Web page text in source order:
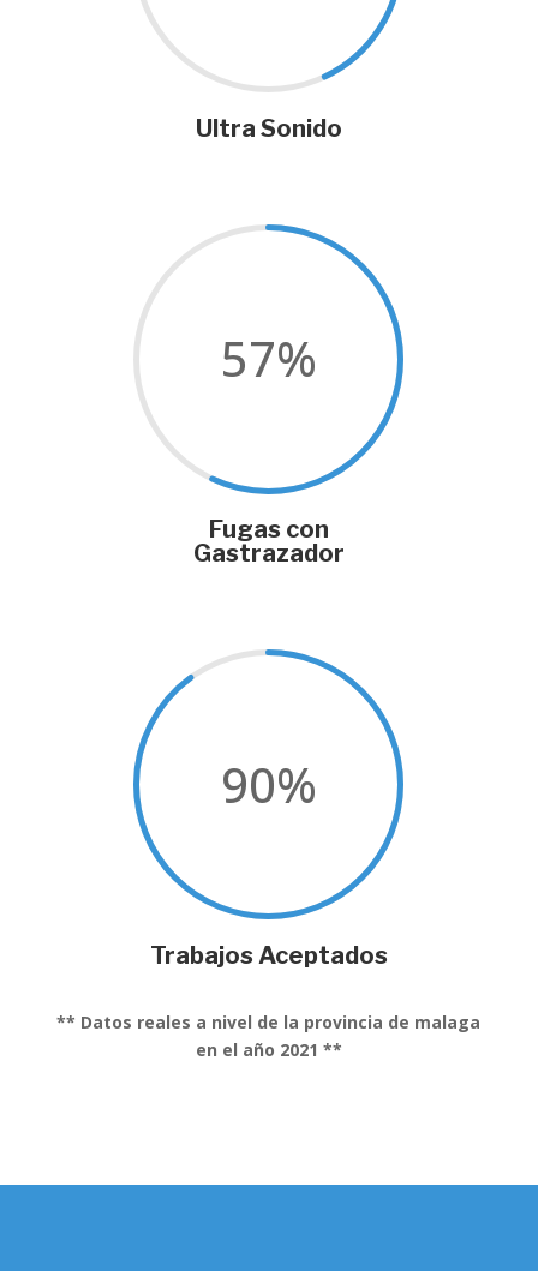
Ultra Sonido
57%
Fugas con
Gastrazador
90%
Trabajos Aceptados
** Datos reales a nivel de la provincia de malaga
en el año 2021 **